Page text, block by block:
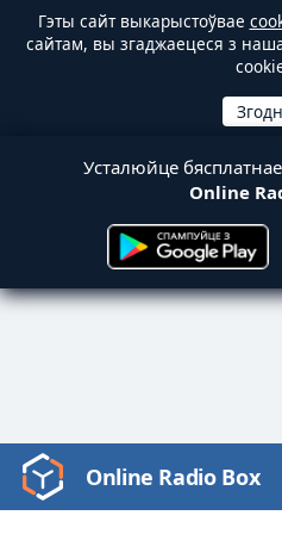
Гэты сайт выкарыстоўвае
сайтам, вы згаджаецеся з
Усталюйце
Online
Video
Player
Online Radio Box